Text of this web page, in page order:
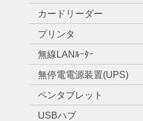
カードリーダー
プリンタ
無線LANﾙｰﾀｰ
無停電電源装置(UPS)
ペンタブレット
USBハブ